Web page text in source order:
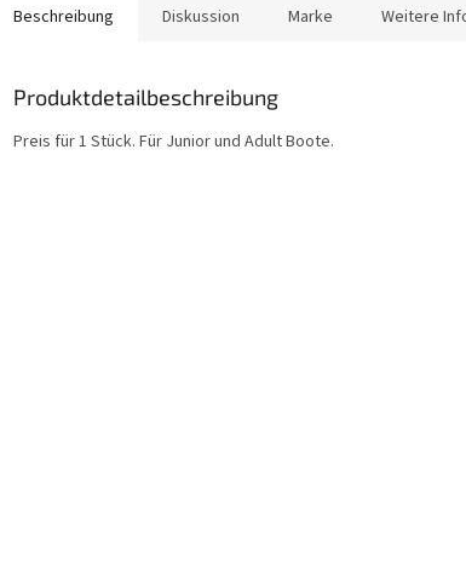
Beschreibung Diskussion Marke Weitere
Produktdetailbeschreibung
Preis für 1 Stück. Für Junior und Adult Boote.